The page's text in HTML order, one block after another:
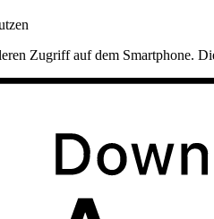
Zugriff auf dem Smartphone.